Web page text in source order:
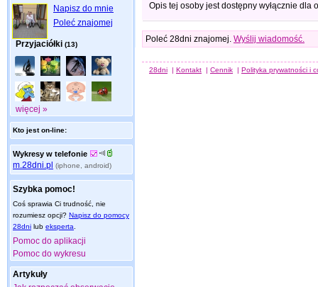
Napisz do mnie
Poleć znajomej
Przyjaciółki (13)
więcej »
Kto jest on-line:
Wykresy w telefonie
m.28dni.pl (iphone, android)
Szybka pomoc!
Coś sprawia Ci trudność, nie
rozumiesz opcji? Napisz do pomocy
28dni lub eksperta
Pomoc do aplikacji
Pomoc do wykresu
Artykuły
Opis tej osoby jest dostępny wyłącznie dla
Poleć 28dni znajomej. Wyślij wiadomość.
28dni | Kontakt | Cennik | Polityka prywatności i